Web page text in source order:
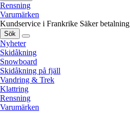
Rensning
Varumärken
Kundservice i Frankrike Säker betalning
Sök
Nyheter
Skidåkning
Snowboard
Skidåkning på fjäll
Vandring & Trek
Klattring
Rensning
Varumärken